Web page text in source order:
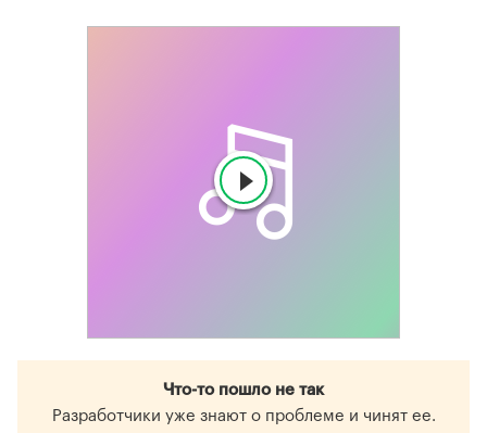
Что-то пошло не так
Разработчики уже знают о проблеме и чинят ее.